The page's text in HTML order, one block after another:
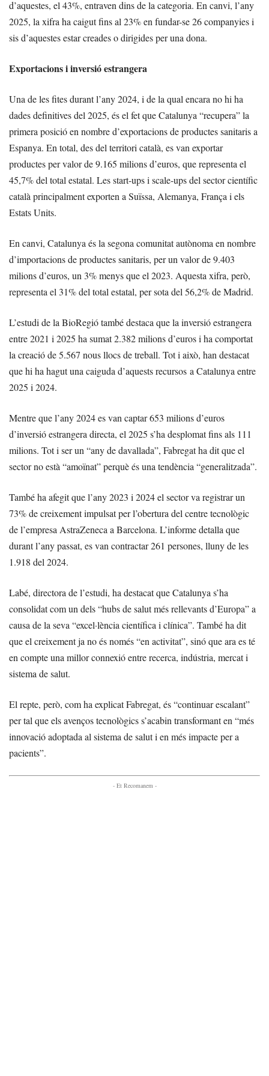
d’aquestes, el 43%, entraven dins de la categoria. En canvi, l’any
2025, la xifra ha caigut fins al 23% en fundar-se 26 companyies i
sis d’aquestes estar creades o dirigides per una dona.
Exportacions i inversió estrangera
Una de les fites durant l’any 2024, i de la qual encara no hi ha
dades definitives del 2025, és el fet que Catalunya “recupera” la
primera posició en nombre d’exportacions de productes sanitaris a
Espanya. En total, des del territori català, es van exportar
productes per valor de 9.165 milions d’euros, que representa el
45,7% del total estatal. Les start-ups i scale-ups del sector científic
català principalment exporten a Suïssa, Alemanya, França i els
Estats Units.
En canvi, Catalunya és la segona comunitat autònoma en nombre
d’importacions de productes sanitaris, per un valor de 9.403
milions d’euros, un 3% menys que el 2023. Aquesta xifra, però,
representa el 31% del total estatal, per sota del 56,2% de Madrid.
L’estudi de la BioRegió també destaca que la inversió estrangera
entre 2021 i 2025 ha sumat 2.382 milions d’euros i ha comportat
la creació de 5.567 nous llocs de treball. Tot i això, han destacat
que hi ha hagut una caiguda d’aquests recursos a Catalunya entre
2025 i 2024.
Mentre que l’any 2024 es van captar 653 milions d’euros
d’inversió estrangera directa, el 2025 s’ha desplomat fins als 111
milions. Tot i ser un “any de davallada”, Fabregat ha dit que el
sector no està “amoïnat” perquè és una tendència “generalitzada”.
També ha afegit que l’any 2023 i 2024 el sector va registrar un
73% de creixement impulsat per l’obertura del centre tecnològic
de l’empresa AstraZeneca a Barcelona. L’informe detalla que
durant l’any passat, es van contractar 261 persones, lluny de les
1.918 del 2024.
Labé, directora de l’estudi, ha destacat que Catalunya s’ha
consolidat com un dels “hubs de salut més rellevants d’Europa” a
causa de la seva “excel·lència científica i clínica”. També ha dit
que el creixement ja no és només “en activitat”, sinó que ara es té
en compte una millor connexió entre recerca, indústria, mercat i
sistema de salut.
El repte, però, com ha explicat Fabregat, és “continuar escalant”
per tal que els avenços tecnològics s’acabin transformant en “més
innovació adoptada al sistema de salut i en més impacte per a
pacients”.
- Et Recomanem -